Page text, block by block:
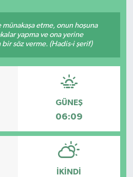
etme, onun hoşuna
yapma ve ona yerine
söz verme. (Hadis-i şerif)
GÜNEŞ
06:09
İKINDI